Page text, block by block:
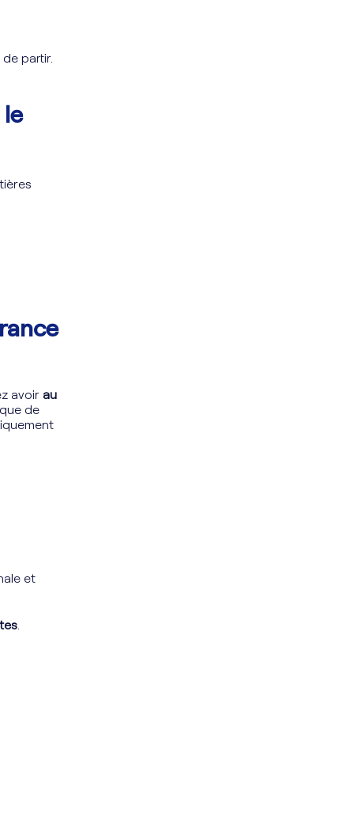
partir.
avoir au
de
et